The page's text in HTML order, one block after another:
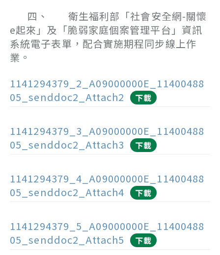
四、 衛生福利部「社會安全網-關懷
e起來」及「脆弱家庭個案管理平台」資訊
系統電子表單，配合實施期程同步線上作
業。
1141294379_2_A09000000E_11400488
05_senddoc2_Attach2
下載
1141294379_3_A09000000E_11400488
05_senddoc2_Attach3
下載
1141294379_4_A09000000E_11400488
05_senddoc2_Attach4
下載
1141294379_5_A09000000E_11400488
05_senddoc2_Attach5
下載